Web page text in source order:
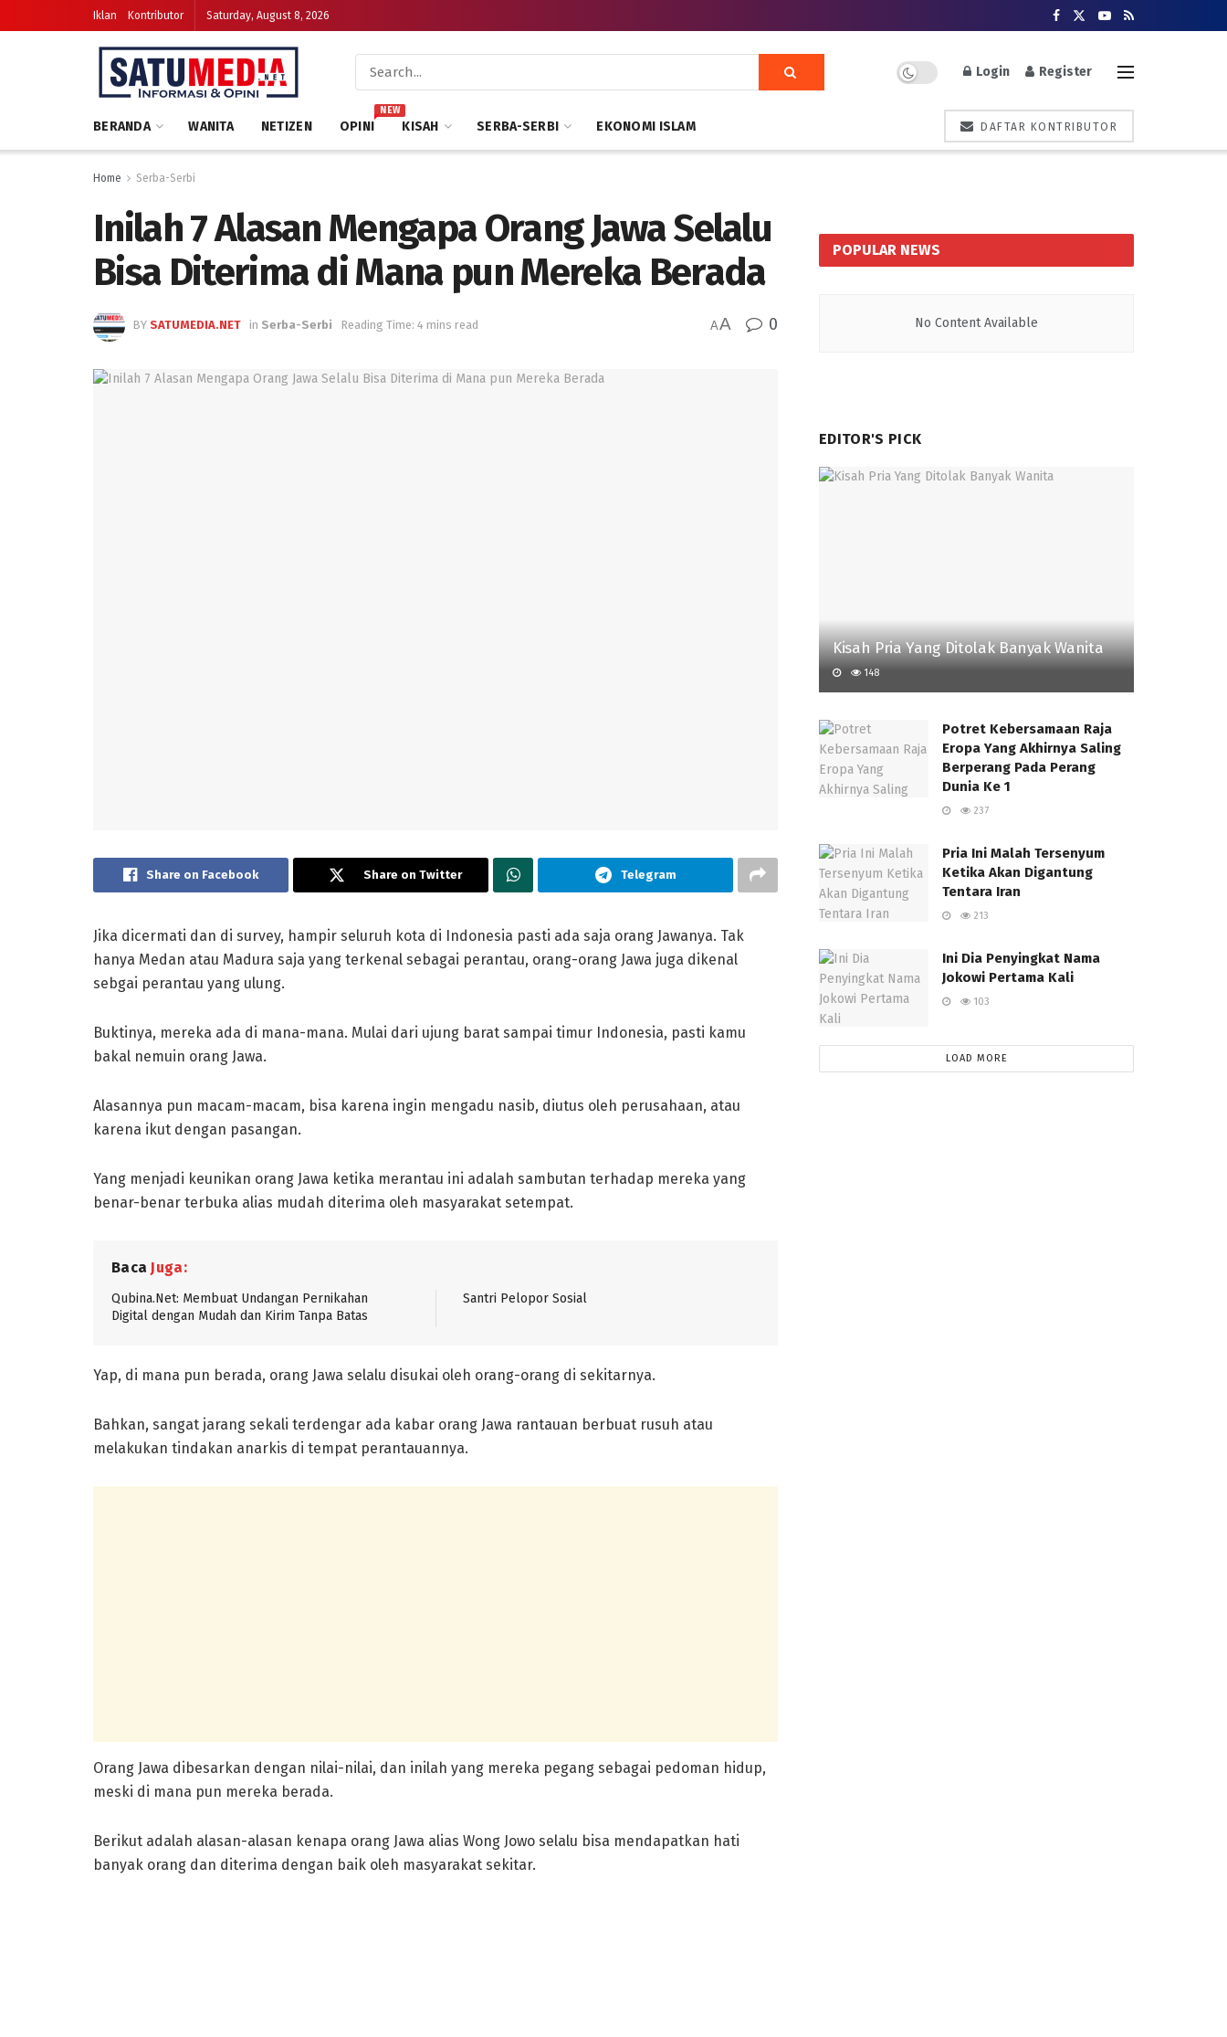
Iklan Kontributor Saturday, August 8, 2026
Login Register
BERANDA WANITA NETIZEN OPINI
NEW
KISAH SERBA-SERBI EKONOMI ISLAM DAFTAR KONTRIBUTOR
Home Serba-Serbi
Inilah 7 Alasan Mengapa Orang Jawa Selalu
Bisa Diterima di Mana pun Mereka Berada
BY SATUMEDIA.NET in Serba-Serbi Reading Time: 4 mins read AA 0
Share on Facebook Share on Twitter Telegram
Jika dicermati dan di survey, hampir seluruh kota di Indonesia pasti ada saja orang Jawanya. Tak
hanya Medan atau Madura saja yang terkenal sebagai perantau, orang-orang Jawa juga dikenal
sebgai perantau yang ulung.
Buktinya, mereka ada di mana-mana. Mulai dari ujung barat sampai timur Indonesia, pasti kamu
bakal nemuin orang Jawa.
Alasannya pun macam-macam, bisa karena ingin mengadu nasib, diutus oleh perusahaan, atau
karena ikut dengan pasangan.
Yang menjadi keunikan orang Jawa ketika merantau ini adalah sambutan terhadap mereka yang
benar-benar terbuka alias mudah diterima oleh masyarakat setempat.
Baca Juga:
Qubina.Net: Membuat Undangan Pernikahan
Digital dengan Mudah dan Kirim Tanpa Batas
Santri Pelopor Sosial
Yap, di mana pun berada, orang Jawa selalu disukai oleh orang-orang di sekitarnya.
Bahkan, sangat jarang sekali terdengar ada kabar orang Jawa rantauan berbuat rusuh atau
melakukan tindakan anarkis di tempat perantauannya.
Orang Jawa dibesarkan dengan nilai-nilai, dan inilah yang mereka pegang sebagai pedoman hidup,
meski di mana pun mereka berada.
Berikut adalah alasan-alasan kenapa orang Jawa alias Wong Jowo selalu bisa mendapatkan hati
banyak orang dan diterima dengan baik oleh masyarakat sekitar.
POPULAR NEWS
No Content Available
EDITOR'S PICK
Kisah Pria Yang Ditolak Banyak Wanita
148
Potret Kebersamaan Raja
Eropa Yang Akhirnya Saling
Berperang Pada Perang
Dunia Ke 1
237
Pria Ini Malah Tersenyum
Ketika Akan Digantung
Tentara Iran
213
Ini Dia Penyingkat Nama
Jokowi Pertama Kali
103
LOAD MORE